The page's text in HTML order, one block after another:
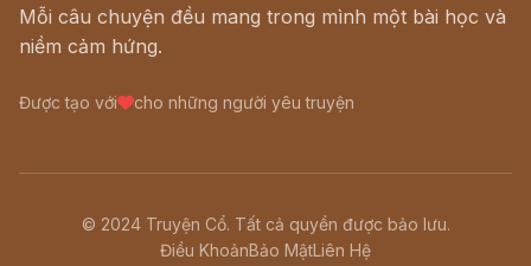
Mỗi câu chuyện đều mang trong mình một bài học và
niềm cảm hứng.
Được tạo với cho những người yêu truyện
© 2024 Truyện Cổ. Tất cả quyền được bảo lưu.
Điều KhoảnBảo MậtLiên Hệ